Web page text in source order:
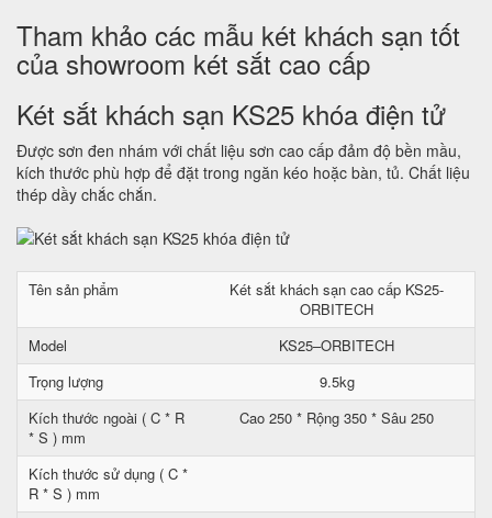
Tham khảo các mẫu két khách sạn tốt
của showroom két sắt cao cấp
Két sắt khách sạn KS25 khóa điện tử
Được sơn đen nhám với chất liệu sơn cao cấp đảm độ bền mầu,
kích thước phù hợp để đặt trong ngăn kéo hoặc bàn, tủ. Chất liệu
thép dầy chắc chắn.
Tên sản phẩm
Két sắt khách sạn cao cấp KS25-
ORBITECH
Model
KS25–ORBITECH
Trọng lượng
9.5kg
Kích thước ngoài ( C * R
* S ) mm
Cao 250 * Rộng 350 * Sâu 250
Kích thước sử dụng ( C *
R * S ) mm